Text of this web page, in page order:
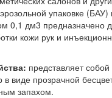
упаковке (БАУ)
0,1 дм3 предназначено
кожи рук и
представляет собой
виде прозрачной
запахом.